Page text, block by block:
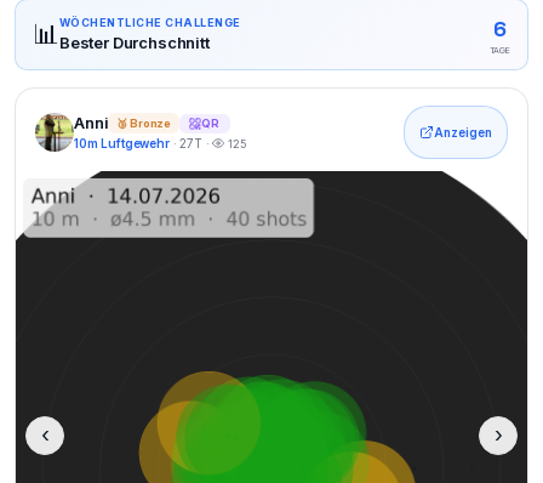
📊 WÖCHENTLICHE CHALLENGE
Bester Durchschnitt 6
TAGE
Anni 🥉 Bronze QR
10m Luftgewehr · 27T · 125
Anzeigen
‹ ›